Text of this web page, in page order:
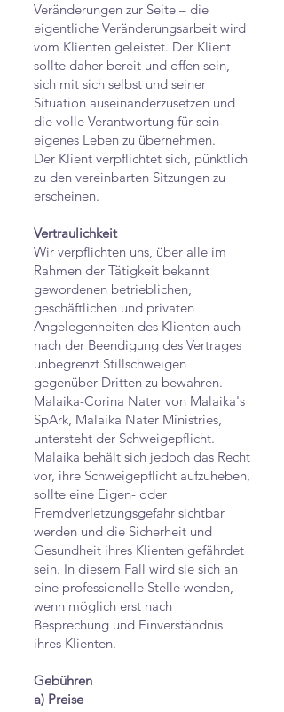
Veränderungen zur Seite – die
eigentliche Veränderungsarbeit wird
vom Klienten geleistet. Der Klient
sollte daher bereit und offen sein,
sich mit sich selbst und seiner
Situation auseinanderzusetzen und
die volle Verantwortung für sein
eigenes Leben zu übernehmen.
Der Klient verpflichtet sich, pünktlich
zu den vereinbarten Sitzungen zu
erscheinen.
Vertraulichkeit
Wir verpflichten uns, über alle im
Rahmen der Tätigkeit bekannt
gewordenen betrieblichen,
geschäftlichen und privaten
Angelegenheiten des Klienten auch
nach der Beendigung des Vertrages
unbegrenzt Stillschweigen
gegenüber Dritten zu bewahren.
Malaika-Corina Nater von Malaika's
SpArk, Malaika Nater Ministries,
untersteht der Schweigepflicht.
Malaika behält sich jedoch das Recht
vor, ihre Schweigepflicht aufzuheben,
sollte eine Eigen- oder
Fremdverletzungsgefahr sichtbar
werden und die Sicherheit und
Gesundheit ihres Klienten gefährdet
sein. In diesem Fall wird sie sich an
eine professionelle Stelle wenden,
wenn möglich erst nach
Besprechung und Einverständnis
ihres Klienten.
Gebühren
a) Preise